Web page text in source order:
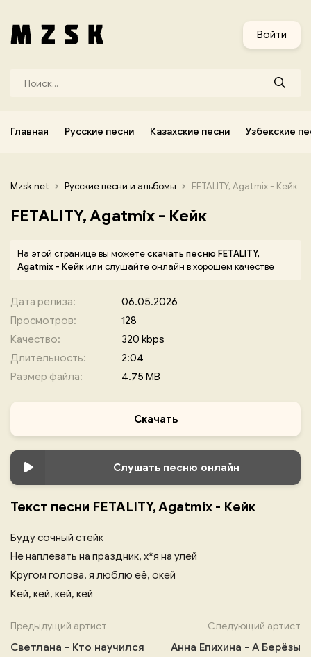
Войти
Главная Русские песни Казахские песни Узбекские
Mzsk.net Русские песни и альбомы FETALITY, Agatmix - Кейк
FETALITY, Agatmix - Кейк
На этой странице вы можетескачать песню FETALITY,
Agatmix - Кейкили слушайте онлайн в хорошем качестве
Дата релиза:
06.05.2026
Просмотров:
128
Качество:
320 kbps
Длительность:
2:04
Размер файла:
4.75 MB
Скачать
Слушать песню онлайн
Текст песни FETALITY, Agatmix - Кейк
Буду сочный стейк
Не наплевать на праздник, х*я на улей
Кругом голова, я люблю её, окей
Кей, кей, кей, кей
Предыдущий артист
Светлана - Кто научился
Следующий артист
Анна Епихина - А Берёзы
Узбекские песни Корейские песни